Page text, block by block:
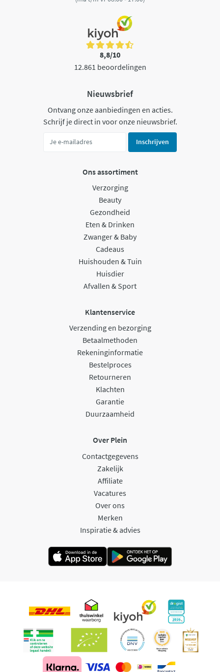
8,8/10
12.861 beoordelingen
Nieuwsbrief
Ontvang onze aanbiedingen en acties.
Schrijf je direct in voor onze nieuwsbrief.
Inschrijven
Ons assortiment
Verzorging
Beauty
Gezondheid
Eten & Drinken
Zwanger & Baby
Cadeaus
Huishouden & Tuin
Huisdier
Afvallen & Sport
Klantenservice
Verzending en bezorging
Betaalmethoden
Rekeninginformatie
Bestelproces
Retourneren
Klachten
Garantie
Duurzaamheid
Over Plein
Contactgegevens
Zakelijk
Affiliate
Vacatures
Over ons
Merken
Inspiratie & advies